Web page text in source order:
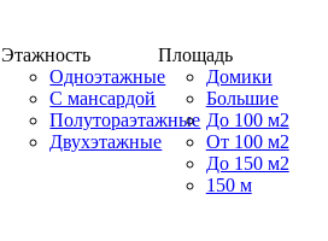
Этажность
Одноэтажные
С мансардой
Полутораэтажные
Двухэтажные
Площадь
Домики
Большие
До 100 м2
От 100 м2
До 150 м2
150 м